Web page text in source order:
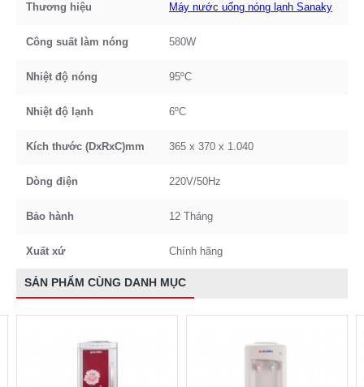
Thương hiệu Máy nước uống nóng lạnh Sanaky
Công suất làm nóng 580W
Nhiệt độ nóng 95ºC
Nhiệt độ lạnh 6ºC
Kích thước (DxRxC)mm 365 x 370 x 1.040
Dòng điện 220V/50Hz
Bảo hành 12 Tháng
Xuất xứ Chính hãng
SẢN PHẨM CÙNG DANH MỤC